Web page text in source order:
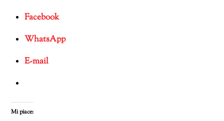
Facebook
WhatsApp
E-mail
Mi piace: